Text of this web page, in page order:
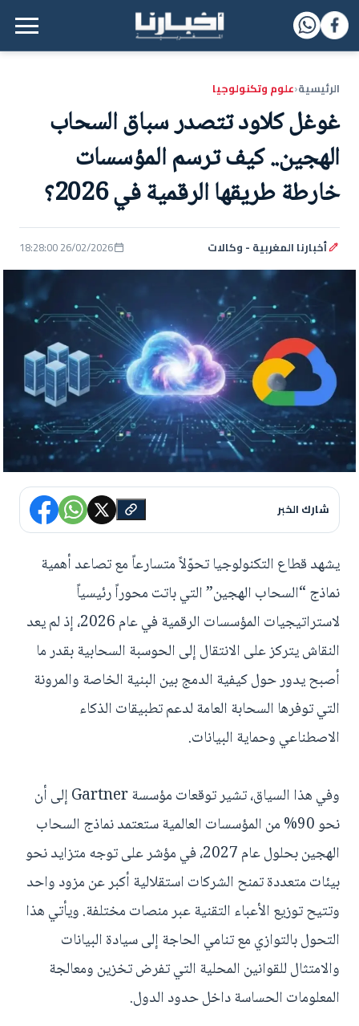
القائمة الرئيسية
الرئيسية‹علوم وتكنولوجيا
غوغل كلاود تتصدر سباق السحاب
الهجين.. كيف ترسم المؤسسات
خارطة طريقها الرقمية في 2026؟
أخبارنا المغربية - وكالات 26/02/2026 18:28:00
شارك الخبر
يشهد قطاع التكنولوجيا تحوّلاً متسارعاً مع تصاعد أهمية
نماذج “السحاب الهجين” التي باتت محوراً رئيسياً
لاستراتيجيات المؤسسات الرقمية في عام 2026، إذ لم يعد
النقاش يتركز على الانتقال إلى الحوسبة السحابية بقدر ما
أصبح يدور حول كيفية الدمج بين البنية الخاصة والمرونة
التي توفرها السحابة العامة لدعم تطبيقات الذكاء
الاصطناعي وحماية البيانات.
وفي هذا السياق، تشير توقعات مؤسسة Gartner إلى أن
نحو 90% من المؤسسات العالمية ستعتمد نماذج السحاب
الهجين بحلول عام 2027، في مؤشر على توجه متزايد نحو
بيئات متعددة تمنح الشركات استقلالية أكبر عن مزود واحد
وتتيح توزيع الأعباء التقنية عبر منصات مختلفة. ويأتي هذا
التحول بالتوازي مع تنامي الحاجة إلى سيادة البيانات
والامتثال للقوانين المحلية التي تفرض تخزين ومعالجة
المعلومات الحساسة داخل حدود الدول.